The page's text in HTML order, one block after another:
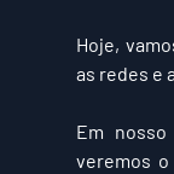
Hoje,
as redes e
Em
veremos